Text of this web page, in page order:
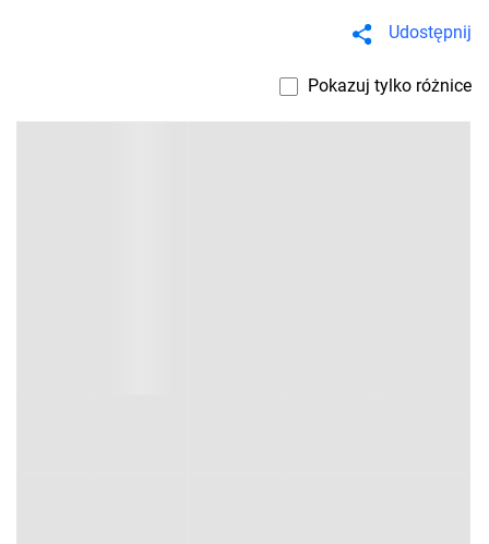
Udostępnij
Pokazuj tylko różnice